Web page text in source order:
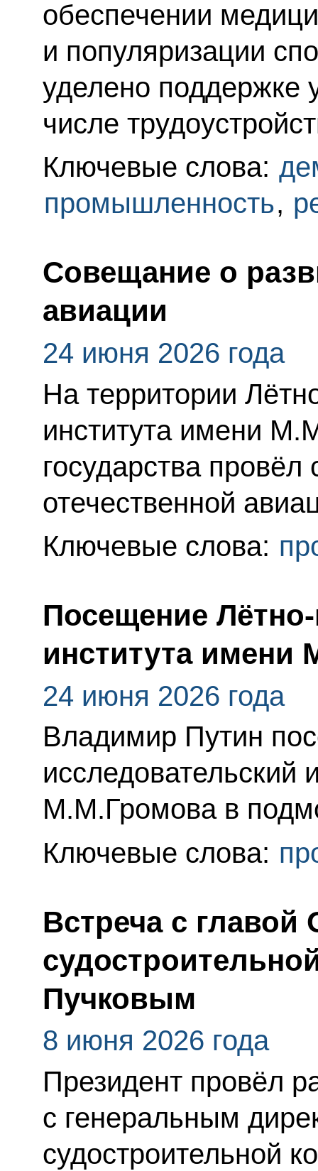
обеспечении
и популяризации
уделено поддержке
числе
Ключевые слова:
промышленность,
Совещание о
авиации
24 июня 2026 года
На территории
института имени
государства
отечественной
Ключевые слова:
Посещение
института имени
24 июня 2026 года
Владимир Путин
исследовательский
М.М.Громова в
Ключевые слова:
Встреча с
Пучковым
8 июня 2026 года
Президент провёл
с генеральным
судостроительной